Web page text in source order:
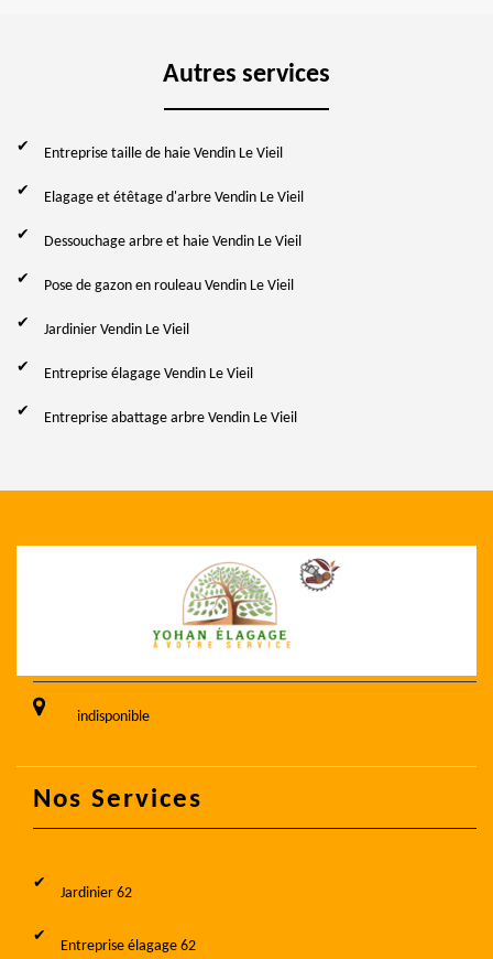
Autres services
Entreprise taille de haie Vendin Le Vieil
Elagage et étêtage d'arbre Vendin Le Vieil
Dessouchage arbre et haie Vendin Le Vieil
Pose de gazon en rouleau Vendin Le Vieil
Jardinier Vendin Le Vieil
Entreprise élagage Vendin Le Vieil
Entreprise abattage arbre Vendin Le Vieil
indisponible
Nos Services
Jardinier 62
Entreprise élagage 62